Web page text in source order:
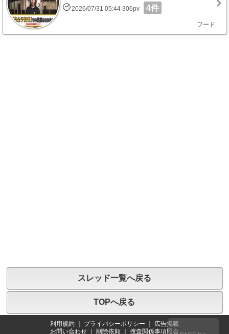
2026/07/31 05:44 306pv 4件
フード
スレッド一覧へ戻る
TOPへ戻る
利用規約 プライバシーポリシー
広告掲載
お問い合わせ
削除依頼 捜査関係事項照会